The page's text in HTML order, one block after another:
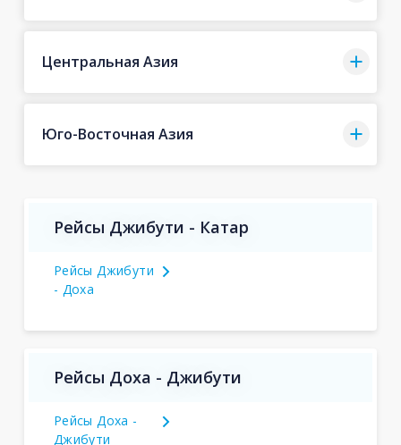
Центральная Азия
Юго-Восточная Азия
Рейсы Джибути - Катар
Рейсы Джибути
- Доха
Рейсы Доха - Джибути
Рейсы Доха -
Джибути